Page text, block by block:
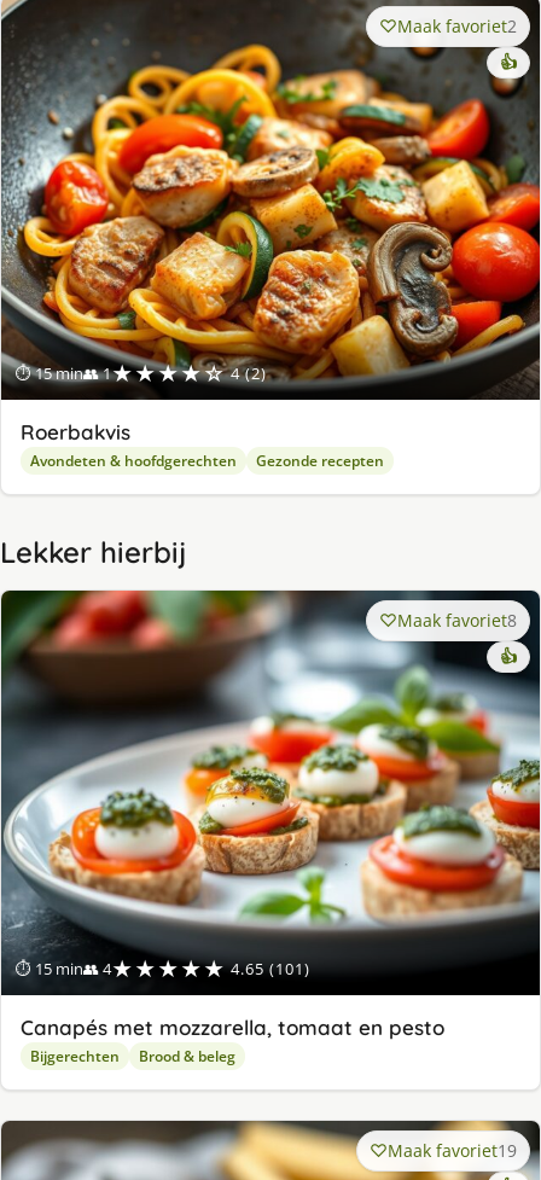
⏱ 15 min👥 1★★★★☆ 4 (2)
Maak favoriet2
👍
Roerbakvis
Avondeten & hoofdgerechten Gezonde recepten
Lekker hierbij
⏱ 15 min👥 4★★★★★ 4.65 (101)
Maak favoriet8
👍
Canapés met mozzarella, tomaat en pesto
Bijgerechten Brood & beleg
Maak favoriet19